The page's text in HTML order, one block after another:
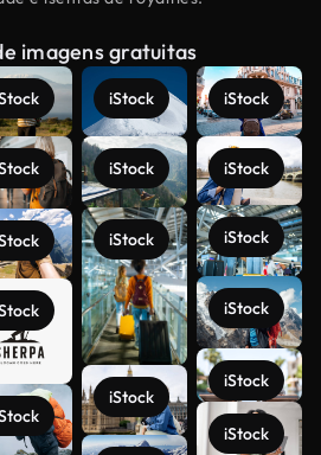
imagens gratuitas
iStock
iStock
iStock
iStock
iStock
iStock
iStock
iStock
iStock
iStock